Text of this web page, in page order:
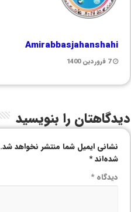
Amirabbasjahanshahi
7 فروردین 1400
دیدگاهتان را بنویسید
نشانی ایمیل شما منتشر نخواهد شد.
شده‌اند*
دیدگاه*